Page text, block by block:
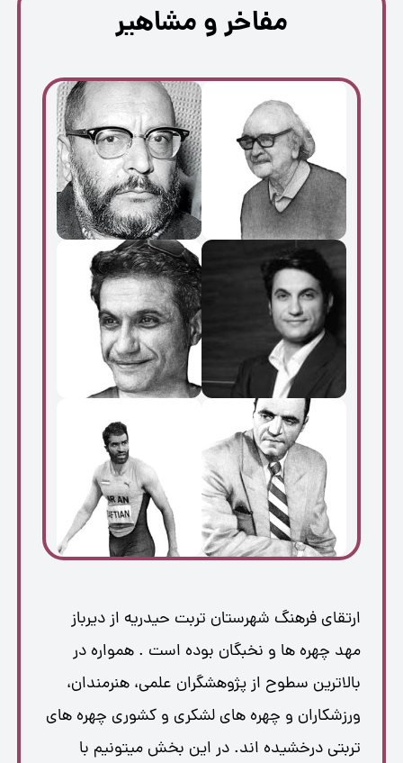
مفاخر و مشاهیر
ارتقای فرهنگ شهرستان تربت حیدریه از دیرباز
مهد چهره ها و نخبگان بوده است . همواره در
بالاترین سطوح از پژوهشگران علمی، هنرمندان،
ورزشکاران و چهره های لشکری و کشوری چهره های
تربتی درخشیده اند. در این بخش میتونیم با